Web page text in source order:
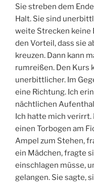
Sie streben dem
Halt. Sie sind
weite Strecken keine
den Vorteil, dass sie
kreuzen. Dann kann
rumreißen. Den Kurs
unerbittlicher. Im
eine Richtung. Ich
nächtlichen
Ich hatte mich verirrt.
einen Torbogen am
Ampel zum Stehen,
ein Mädchen, fragte
einschlagen müsse,
gelangen. Sie sagte,